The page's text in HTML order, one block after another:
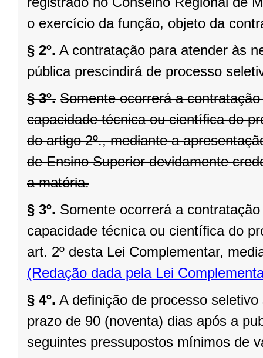
o exercício da função, objeto da
§ 2º. A contratação para atender às
pública prescindirá de processo
§ 3º. Somente ocorrerá a
capacidade técnica ou científica do
do artigo 2º., mediante a
de Ensino Superior devidamente
a matéria.
§ 3º. Somente ocorrerá a
capacidade técnica ou científica do
art. 2º desta Lei Complementar,
(Redação dada pela Lei
§ 4º. A definição de processo
prazo de 90 (noventa) dias após a
seguintes pressupostos mínimos de